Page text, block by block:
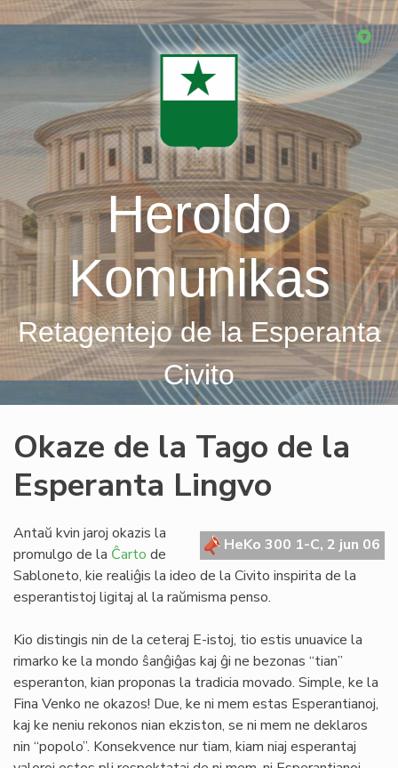
Skip
Heroldo
Komunikas
Retagentejo de la Esperanta
Civito
Okaze de la Tago de la
Esperanta Lingvo
HeKo 300 1-C, 2 jun 06
Antaŭ kvin jaroj okazis la
promulgo de la Ĉarto de
Sabloneto, kie realiĝis la ideo de la Civito inspirita de la
esperantistoj ligitaj al la raŭmisma penso.
Kio distingis nin de la ceteraj E-istoj, tio estis unuavice la
rimarko ke la mondo ŝanĝiĝas kaj ĝi ne bezonas “tian”
esperanton, kian proponas la tradicia movado. Simple, ke la
Fina Venko ne okazos! Due, ke ni mem estas Esperantianoj,
kaj ke neniu rekonos nian ekziston, se ni mem ne deklaros
nin “popolo”. Konsekvence nur tiam, kiam niaj esperantaj